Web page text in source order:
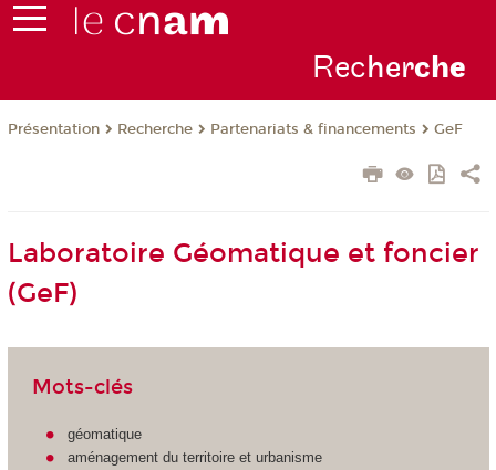
Recherche
Présentation Recherche Partenariats & financements GeF
Laboratoire Géomatique et foncier
(GeF)
Mots-clés
géomatique
aménagement du territoire et urbanisme